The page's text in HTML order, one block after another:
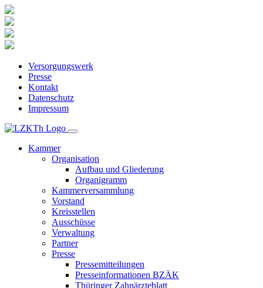
Versorgungswerk
Presse
Kontakt
Datenschutz
Impressum
Kammer
Organisation
Aufbau und Gliederung
Organigramm
Kammerversammlung
Vorstand
Kreisstellen
Ausschüsse
Verwaltung
Partner
Presse
Pressemitteilungen
Presseinformationen BZÄK
Thüringer Zahnärzteblatt